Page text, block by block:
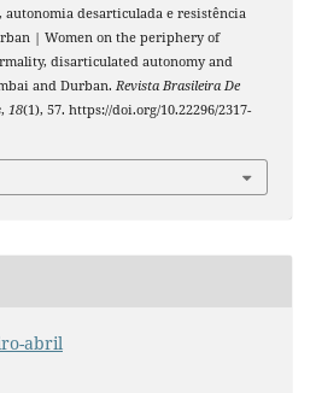
desarticulada e resistência
| Women on the periphery of
disarticulated autonomy and
and Durban. Revista Brasileira De
, 18(1), 57. https://doi.org/10.22296/2317-
abril